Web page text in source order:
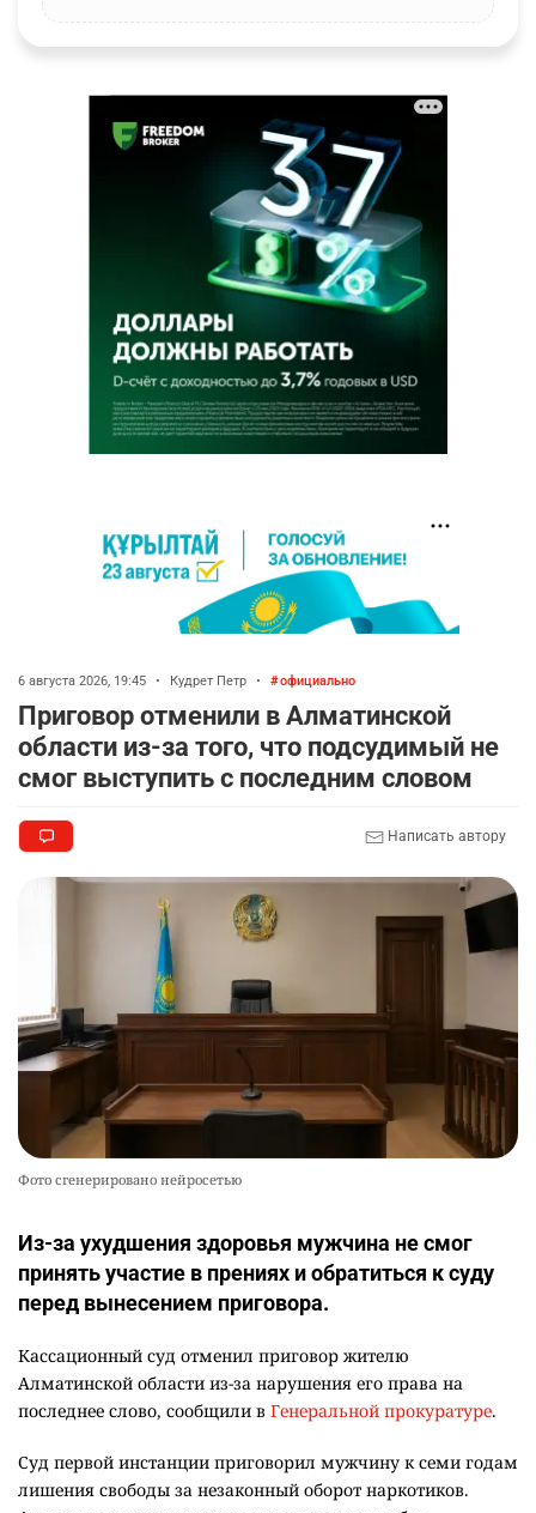
6 августа 2026, 19:45 • Кудрет Петр • официально
Приговор отменили в Алматинской
области из-за того, что подсудимый не
смог выступить с последним словом
Написать автору
Фото сгенерировано нейросетью
Из-за ухудшения здоровья мужчина не смог
принять участие в прениях и обратиться к суду
перед вынесением приговора.
Кассационный суд отменил приговор жителю
Алматинской области из-за нарушения его права на
последнее слово, сообщили в Генеральной прокуратуре.
Суд первой инстанции приговорил мужчину к семи годам
лишения свободы за незаконный оборот наркотиков.